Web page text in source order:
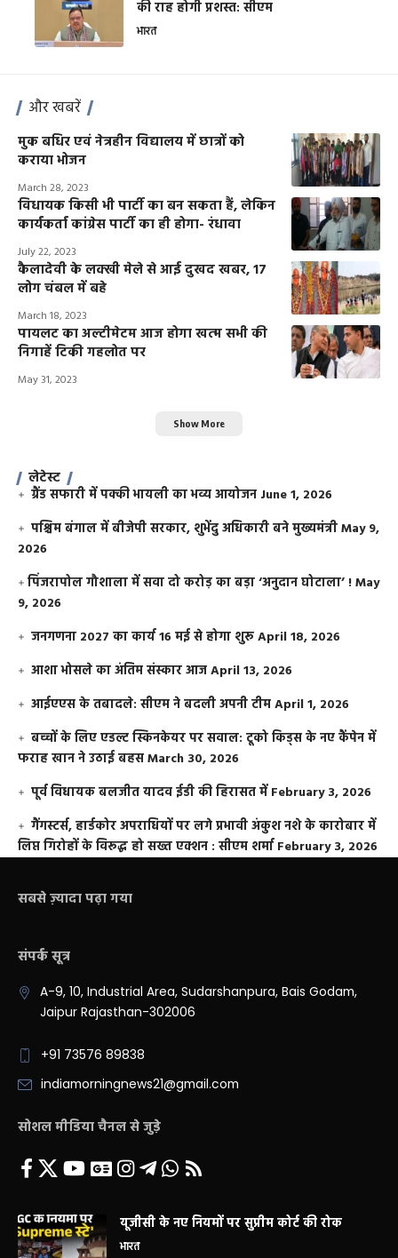
की राह होगी प्रशस्त: सीएम
भारत
और खबरें
मुक बधिर एवं नेत्रहीन विद्यालय में छात्रों को
कराया भोजन
March 28, 2023
विधायक किसी भी पार्टी का बन सकता हैं, लेकिन
कार्यकर्ता कांग्रेस पार्टी का ही होगा- रंधावा
July 22, 2023
कैलादेवी के लक्खी मेले से आई दुखद खबर, 17
लोग चंबल में बहे
March 18, 2023
पायलट का अल्टीमेटम आज होगा खत्म सभी की
निगाहें टिकी गहलोत पर
May 31, 2023
Show More
लेटेस्ट
ग्रैंड सफारी में पक्की भायली का भव्य आयोजन June 1, 2026
पश्चिम बंगाल में बीजेपी सरकार, शुभेंदु अधिकारी बने मुख्यमंत्रीMay 9,
2026
​पिंजरापोल गौशाला में सवा दो करोड़ का बड़ा ‘अनुदान घोटाला’ !May
9, 2026
जनगणना 2027 का कार्य 16 मई से होगा शुरूApril 18, 2026
आशा भोसले का अंतिम संस्कार आजApril 13, 2026
आईएएस के तबादले: सीएम ने बदली अपनी टीमApril 1, 2026
बच्चों के लिए एडल्ट स्किनकेयर पर सवाल: टूको किड्स के नए कैंपेन में
फराह खान ने उठाई बहसMarch 30, 2026
पूर्व विधायक बलजीत यादव ईडी की हिरासत में February 3, 2026
गैंगस्टर्स, हार्डकोर अपराधियों पर लगे प्रभावी अंकुश नशे के कारोबार में
लिप्त गिरोहों के विरूद्ध हो सख्त एक्शन : सीएम शर्मा February 3, 2026
सबसे ज़्यादा पढ़ा गया
संपर्क सूत्र
A-9, 10, Industrial Area, Sudarshanpura, Bais Godam,
Jaipur Rajasthan-302006
+91 73576 89838
indiamorningnews21@gmail.com
सोशल मीडिया चैनल से जुड़े
यूजीसी के नए नियमों पर सुप्रीम कोर्ट की रोक
भारत